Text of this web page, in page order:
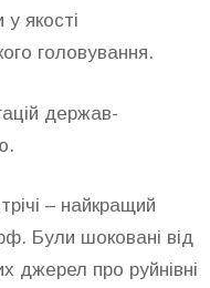
якості
головування.
держав-
– найкращий
Були шоковані від
джерел про руйнівні